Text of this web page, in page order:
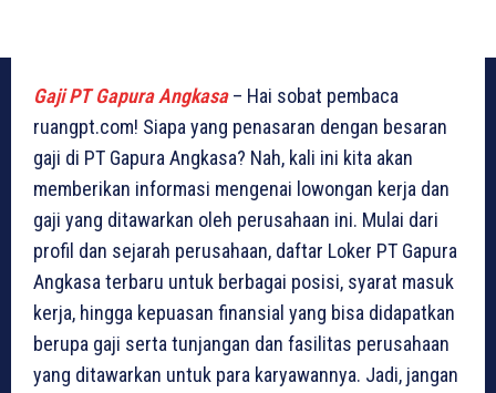
Gaji PT Gapura Angkasa– Hai sobat pembaca
ruangpt.com! Siapa yang penasaran dengan besaran
gaji di PT Gapura Angkasa? Nah, kali ini kita akan
memberikan informasi mengenai lowongan kerja dan
gaji yang ditawarkan oleh perusahaan ini. Mulai dari
profil dan sejarah perusahaan, daftar Loker PT Gapura
Angkasa terbaru untuk berbagai posisi, syarat masuk
kerja, hingga kepuasan finansial yang bisa didapatkan
berupa gaji serta tunjangan dan fasilitas perusahaan
yang ditawarkan untuk para karyawannya. Jadi, jangan